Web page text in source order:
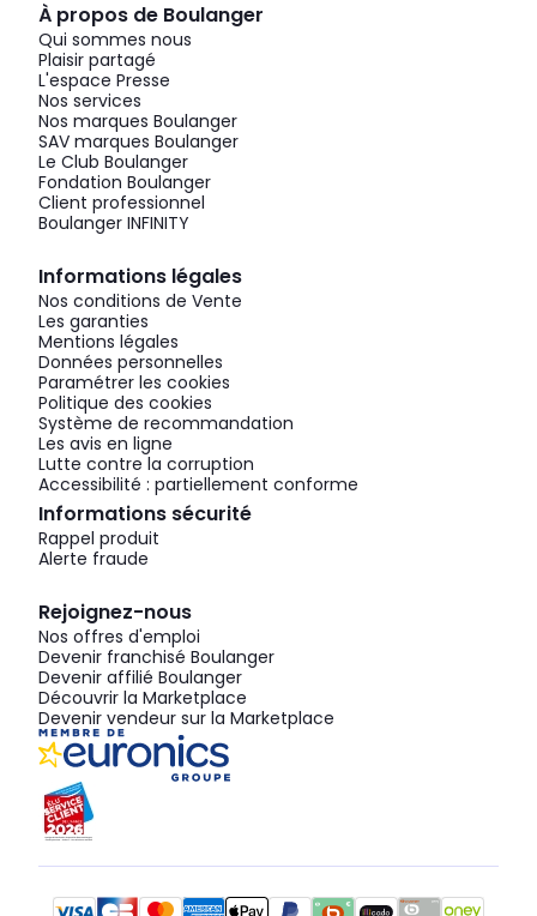
À propos de Boulanger
Qui sommes nous
Plaisir partagé
L'espace Presse
Nos services
Nos marques Boulanger
SAV marques Boulanger
Le Club Boulanger
Fondation Boulanger
Client professionnel
Boulanger INFINITY
Informations légales
Nos conditions de Vente
Les garanties
Mentions légales
Données personnelles
Paramétrer les cookies
Politique des cookies
Système de recommandation
Les avis en ligne
Lutte contre la corruption
Accessibilité : partiellement conforme
Informations sécurité
Rappel produit
Alerte fraude
Rejoignez-nous
Nos offres d'emploi
Devenir franchisé Boulanger
Devenir affilié Boulanger
Découvrir la Marketplace
Devenir vendeur sur la Marketplace